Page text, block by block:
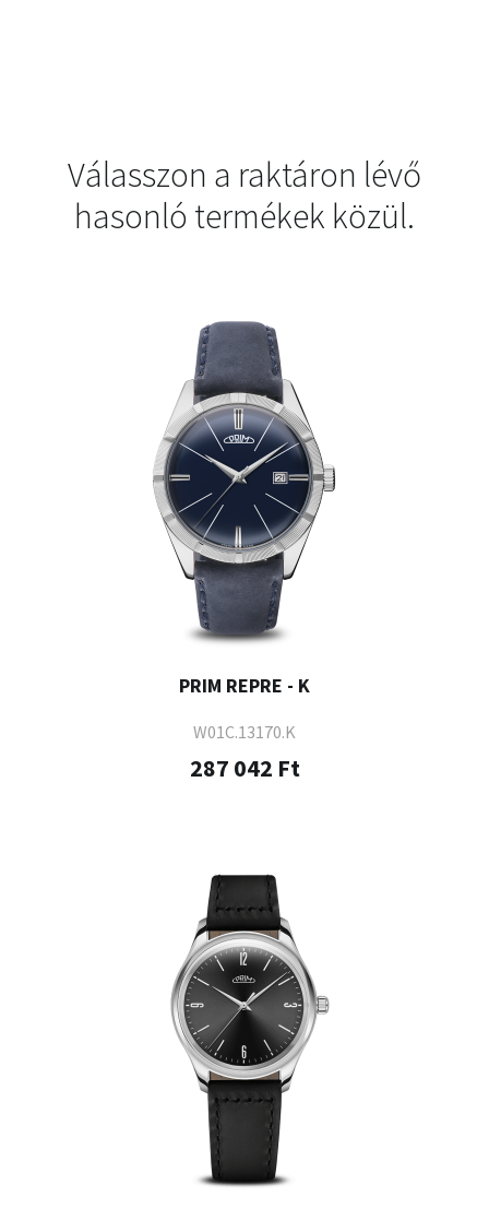
Válasszon a raktáron lévő
hasonló termékek közül.
PRIM REPRE - K
W01C.13170.K
287 042 Ft